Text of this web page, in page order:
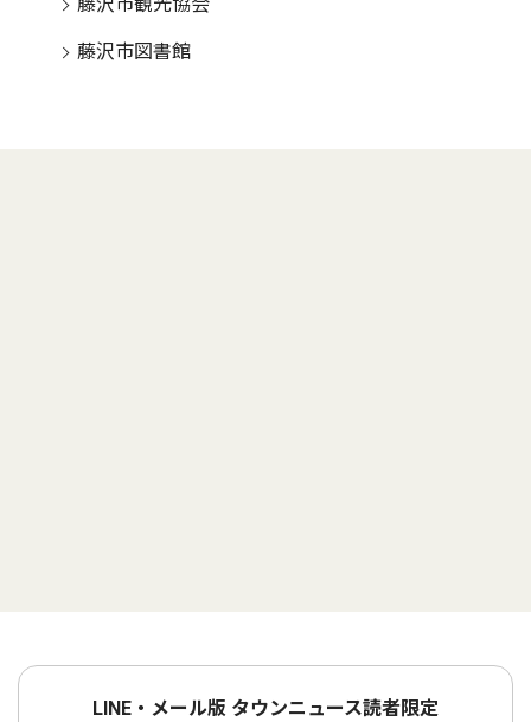
藤沢市図書館
LINE・メール版 タウンニュース読者限定